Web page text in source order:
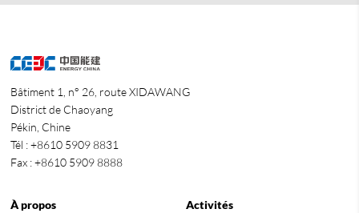
Bâtiment 1, n° 26, route XIDAWANG
District de Chaoyang
Pékin, Chine
Tél : +8610 5909 8831
Fax : +8610 5909 8888
À propos
Activités